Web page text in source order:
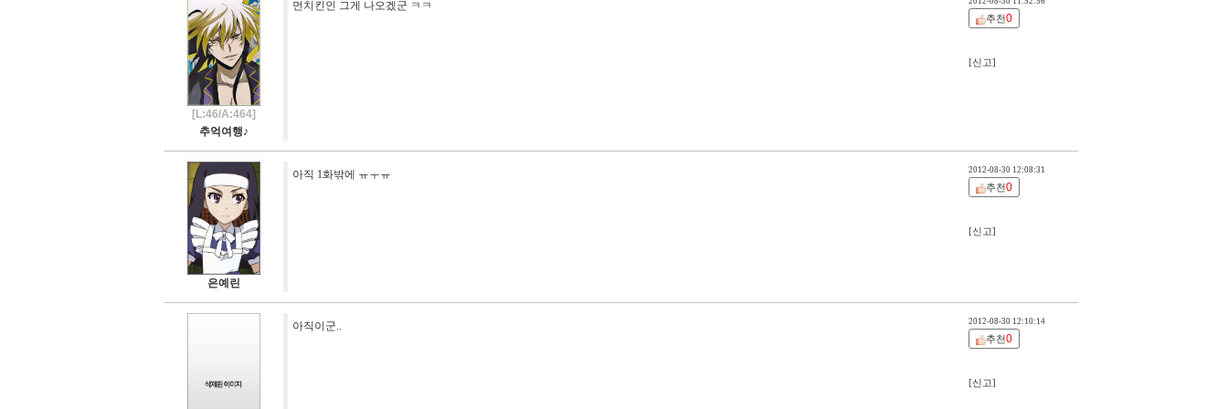
[L:46/A:464]
추억여행♪
먼치킨인 그게 나오겠군 ㅋㅋ
추천0
[신고]
은예린
아직 1화밖에 ㅠㅜㅠ 2012-08-30 12:08:31
추천0
[신고]
아직이군.. 2012-08-30 12:10:14
추천0
[신고]